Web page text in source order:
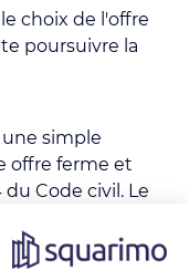
choix de l'offre
poursuivre la
simple
offre ferme et
du Code civil. Le